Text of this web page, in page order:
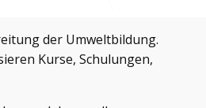
der Umweltbildung.
Kurse, Schulungen,